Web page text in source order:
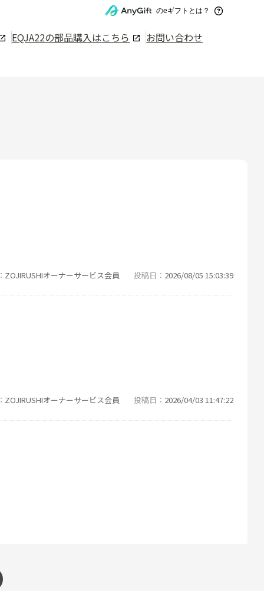
のeギフトとは？
EQJA22の部品購入はこちら お問い合わせ
ZOJIRUSHIオーナーサービス会員 投稿日 2026/08/05 15:03:39
ZOJIRUSHIオーナーサービス会員 投稿日 2026/04/03 11:47:22
今までちょっと目を離したすきにこんがりしてしまっていたの